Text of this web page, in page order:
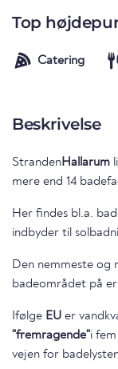
Top
Catering
Beskrivelse
StrandenHallarum
mere end 14
Her findes bl.a.
indbyder til
Den nemmeste og
badeområdet på
Ifølge EU er
"fremragende"i fem år i
vejen for